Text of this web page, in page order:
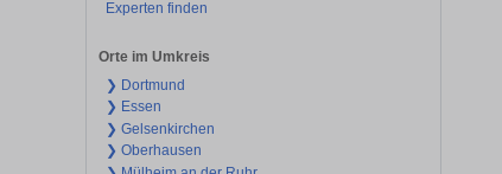
Experten finden
Orte im Umkreis
❯ Dortmund
❯ Essen
❯ Gelsenkirchen
❯ Oberhausen